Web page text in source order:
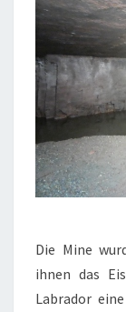
Die Mine
ihnen das
Labrador